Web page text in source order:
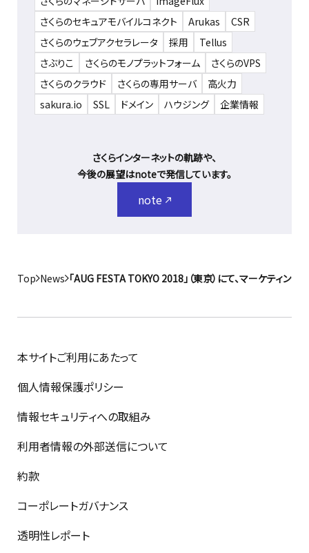
さくらのセキュアモバイルコネクト
Arukas
CSR
さくらのウェブアクセラレータ
採用
Tellus
さぶりこ
さくらのモノプラットフォーム
さくらのVPS
さくらのクラウド
さくらの専用サーバ
高火力
sakura.io
SSL ドメイン ハウジング 企業情報
さくらインターネットの軌跡や、
今後の展望はnoteで発信しています。
note
Top News 「AUG FESTA TOKYO 2018」（東京）にて、マーケティン
本サイトご利用にあたって
個人情報保護ポリシー
情報セキュリティへの取組み
利用者情報の外部送信について
約款
コーポレートガバナンス
透明性レポート